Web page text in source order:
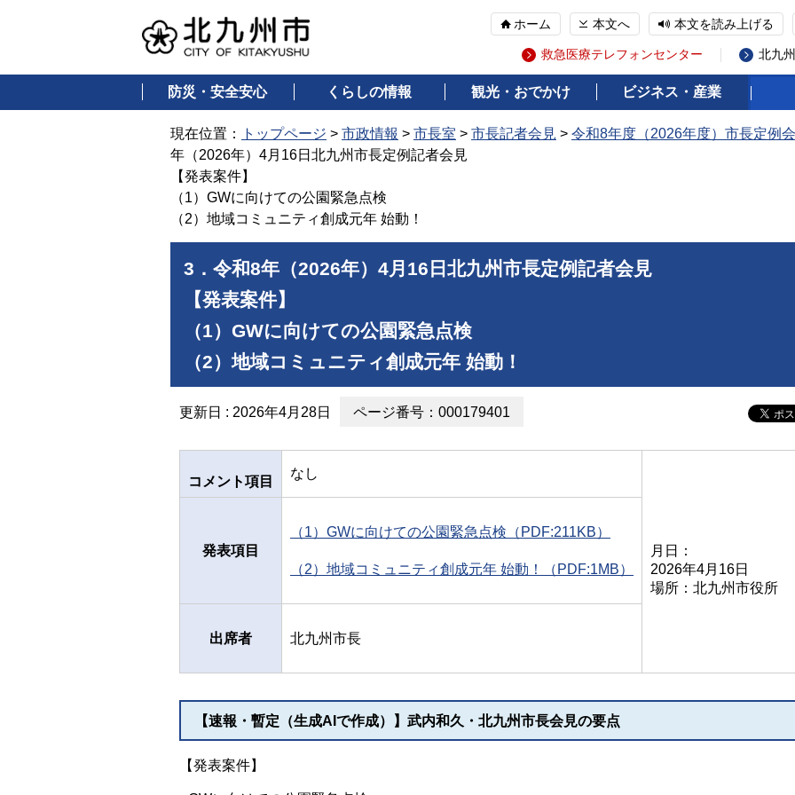
ホーム 本文へ 本文を読み上げる
救急医療テレフォンセンター 北九
防災・安全安心 くらしの情報 観光・おでかけ ビジネス・産業
現在位置： トップページ > 市政情報 > 市長室 > 市長記者会見 > 令和8年度（2026年度）市長定例
年（2026年）4月16日北九州市長定例記者会見
【発表案件】
（1）GWに向けての公園緊急点検
（2）地域コミュニティ創成元年 始動！
3．令和8年（2026年）4月16日北九州市長定例記者会見
【発表案件】
（1）GWに向けての公園緊急点検
（2）地域コミュニティ創成元年 始動！
更新日 : 2026年4月28日 ページ番号：000179401
コメント項目
なし
月日：
2026年4月16日
場所：北九州市役所
発表項目
（1）GWに向けての公園緊急点検（PDF:211KB）
（2）地域コミュニティ創成元年 始動！（PDF:1MB）
出席者 北九州市長
【速報・暫定（生成AIで作成）】武内和久・北九州市長会見の要点
【発表案件】